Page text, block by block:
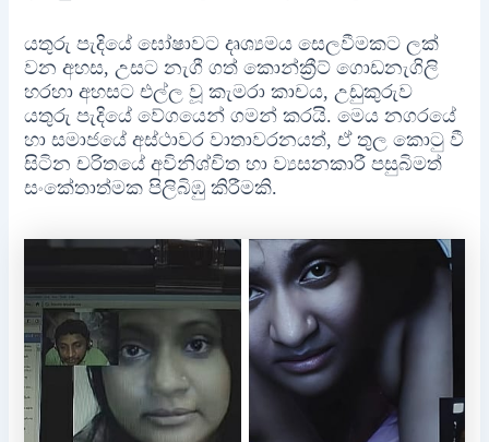
යතුරු පැදියේ ඝෝෂාවට දෘශ්‍යමය සෙලවීමකට ලක්
වන අහස, උසට නැගී ගත් කොන්ක්‍රීට් ගොඩනැගිලි
හරහා අහසට එල්ල වූ කැමරා කාචය, උඩුකුරුව
යතුරු පැදියේ වේගයෙන් ගමන් කරයි. මෙය නගරයේ
හා සමාජයේ අස්ථාවර වාතාවරනයත්, ඒ තුල කොටු වී
සිටින චරිතයේ අවිනිශ්චිත හා ව්‍යසනකාරී පසුබිමත්
සංකේතාත්මක පිලිබිඹු කිරීමකි.